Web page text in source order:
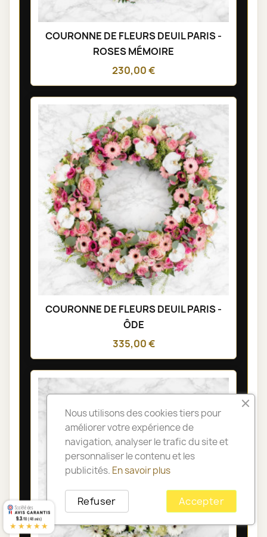
COURONNE DE FLEURS DEUIL PARIS -
ROSES MÉMOIRE
230,00 €
COURONNE DE FLEURS DEUIL PARIS -
ÔDE
335,00 €
Nous utilisons des cookies tiers pour
améliorer votre expérience de
navigation, analyser le trafic du site et
personnaliser le contenu et les
publicités. En savoir plus
Accepter
Refuser
9.3/10 (48 avis)
★★★★★